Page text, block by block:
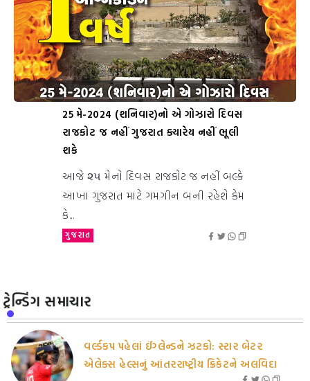
25 મે-2024 (શનિવાર)નો એ ગોઝારો દિવસ
રાજકોટ જ નહીં ગુજરાત ક્યારેય નહીં ભૂલી
શકે
આજે ૨૫ મેનો દિવસ રાજકોટ જ નહીં બલ્કે
આખા ગુજરાત માટે ગમગીન બની રહેશે કેમ
કે...
ગુજરાત
ટ્રેન્ડિંગ સમાચાર
વર્લ્ડકપ પહેલાં ઈંગ્લેન્ડને ઝટકો: સ્ટાર બેટર
એલેક્સ હેલ્સનું આંતરરાષ્ટ્રીય ક્રિકેટને અલવિદા